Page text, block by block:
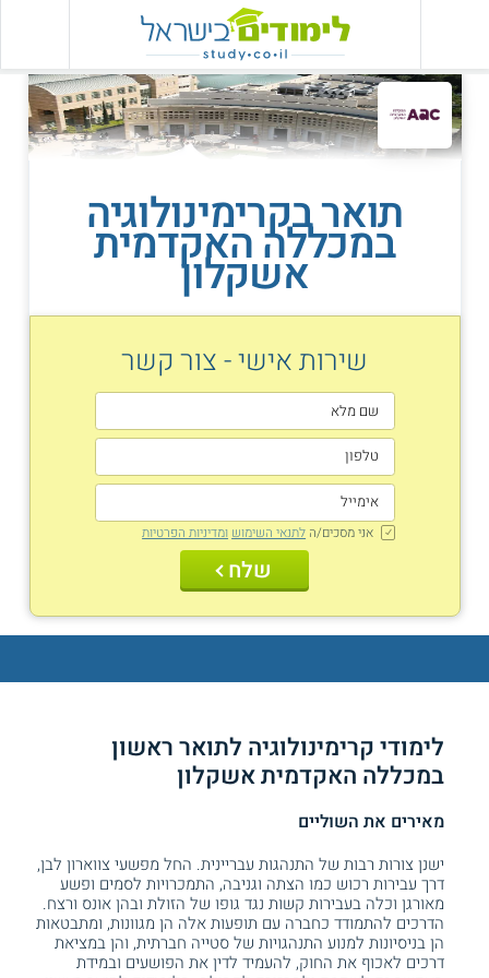
תואר בקרימינולוגיה
במכללה האקדמית
אשקלון
שירות אישי - צור קשר
אני מסכים/ה לתנאי השימוש ומדיניות הפרטיות
שלח
לימודי קרימינולוגיה לתואר ראשון
במכללה האקדמית אשקלון
מאירים את השוליים
ישנן צורות רבות של התנהגות עבריינית. החל מפשעי צווארון לבן,
דרך עבירות רכוש כמו הצתה וגניבה, התמכרויות לסמים ופשע
מאורגן וכלה בעבירות קשות נגד גופו של הזולת ובהן אונס ורצח.
הדרכים להתמודד כחברה עם תופעות אלה הן מגוונות, ומתבטאות
הן בניסיונות למנוע התנהגויות של סטייה חברתית, והן במציאת
דרכים לאכוף את החוק, להעמיד לדין את הפושעים ובמידת